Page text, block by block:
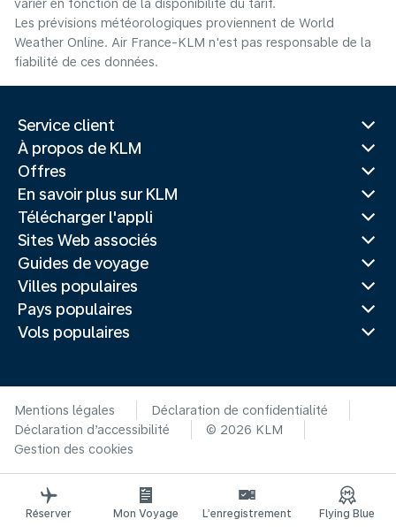
varier en fonction de la disponibilité du tarif.
Les prévisions météorologiques proviennent de World
Weather Online. Air France-KLM n'est pas responsable de la
fiabilité de ces données.
Service client
À propos de KLM
Offres
En savoir plus sur KLM
Télécharger l'appli
Sites Web associés
Guides de voyage
Villes populaires
Pays populaires
Vols populaires
Mentions légales
Déclaration de confidentialité
Déclaration d’accessibilité
© 2026 KLM
Gestion des cookies
Réserver Mon Voyage L’enregistrement Flying Blue